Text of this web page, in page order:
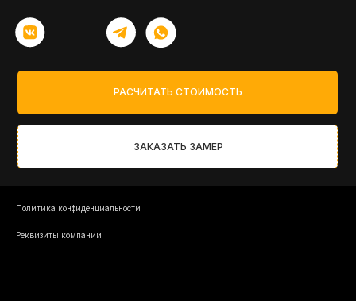
РАСЧИТАТЬ СТОИМОСТЬ
ЗАКАЗАТЬ ЗАМЕР
Политика конфиденциальности
Реквизиты компании